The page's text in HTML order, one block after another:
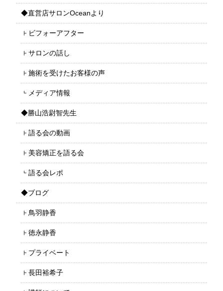
◆直営店サロンOceanより
ビフォーアフター
サロンの話し
施術を受けたお客様の声
メディア情報
◆勝山浩尉智先生
語る会の動画
美容矯正を語る会
語る会レポ
◆ブログ
鳥羽静香
徳永静香
プライベート
長田裕希子